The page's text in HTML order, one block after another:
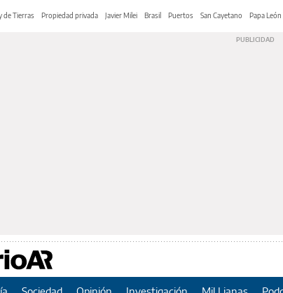
de Tierras Propiedad privada Javier Milei Brasil Puertos San Cayetano Papa León